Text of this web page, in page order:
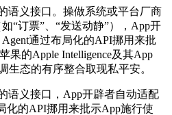
义接口。操做系统或平台厂商
“订票”、“发送动静”），App开
通过布局化的API挪用来批
果的Apple Intelligence及其App
生态的有序整合取现私平安。
义接口，App开辟者自动适配
化的API挪用来批示App施行使